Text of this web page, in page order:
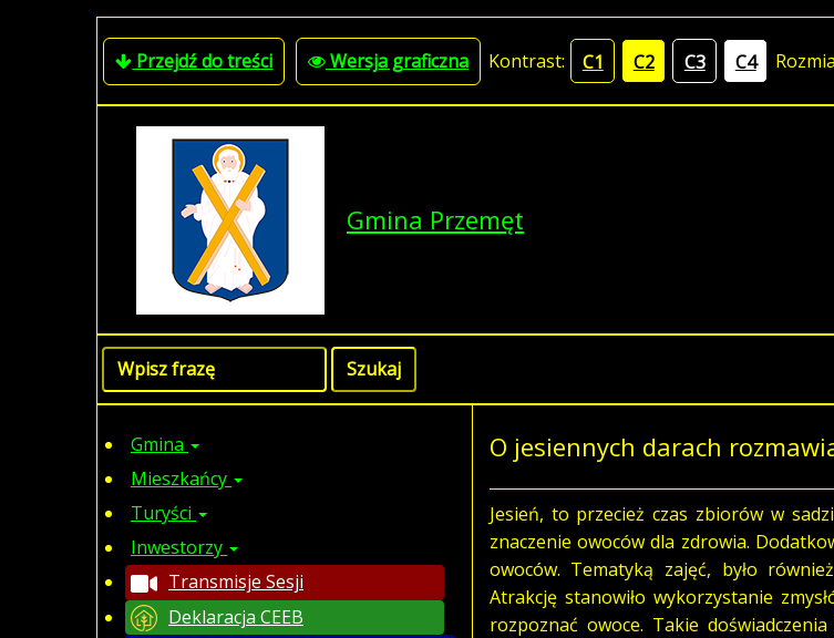
Przejdź do treści Wersja graficzna Kontrast: C1 C2 C3 C4
Gmina Przemęt
Gmina
Mieszkańcy
Turyści
Inwestorzy
Transmisje Sesji
Deklaracja CEEB
O jesiennych darach
Jesień, to przecież czas zbiorów w
znaczenie owoców dla zdrowia.
owoców. Tematyką zajęć, było
Atrakcję stanowiło wykorzystanie
rozpoznać owoce. Takie